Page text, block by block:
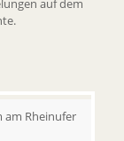
auf dem
am Rheinufer